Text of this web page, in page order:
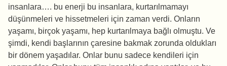
insanlara…. bu enerji bu insanlara, kurtarılmamayı
düşünmeleri ve hissetmeleri için zaman verdi. Onların
yaşamı, birçok yaşamı, hep kurtarılmaya bağlı olmuştu. Ve
şimdi, kendi başlarının çaresine bakmak zorunda oldukları
bir dönem yaşadılar. Onlar bunu sadece kendileri için